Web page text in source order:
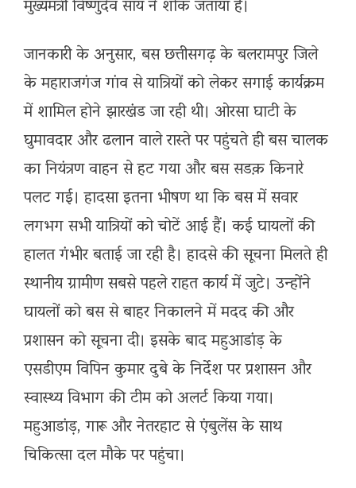
मुख्यमंत्री विष्णुदेव साय ने शोक जताया है।
जानकारी के अनुसार, बस छत्तीसगढ़ के बलरामपुर जिले
के महाराजगंज गांव से यात्रियों को लेकर सगाई कार्यक्रम
में शामिल होने झारखंड जा रही थी। ओरसा घाटी के
घुमावदार और ढलान वाले रास्ते पर पहुंचते ही बस चालक
का नियंत्रण वाहन से हट गया और बस सडक़ किनारे
पलट गई। हादसा इतना भीषण था कि बस में सवार
लगभग सभी यात्रियों को चोटें आई हैं। कई घायलों की
हालत गंभीर बताई जा रही है। हादसे की सूचना मिलते ही
स्थानीय ग्रामीण सबसे पहले राहत कार्य में जुटे। उन्होंने
घायलों को बस से बाहर निकालने में मदद की और
प्रशासन को सूचना दी। इसके बाद महुआडांड़ के
एसडीएम विपिन कुमार दुबे के निर्देश पर प्रशासन और
स्वास्थ्य विभाग की टीम को अलर्ट किया गया।
महुआडांड़, गारू और नेतरहाट से एंबुलेंस के साथ
चिकित्सा दल मौके पर पहुंचा।